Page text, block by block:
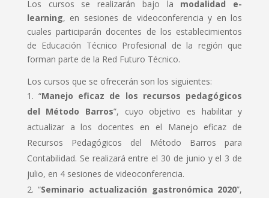
Los cursos se realizarán bajo la modalidad e-
learning, en sesiones de videoconferencia y en los
cuales participarán docentes de los establecimientos
de Educación Técnico Profesional de la región que
forman parte de la Red Futuro Técnico.
Los cursos que se ofrecerán son los siguientes:
“Manejo eficaz de los recursos pedagógicos
del Método Barros”, cuyo objetivo es habilitar y
actualizar a los docentes en el Manejo eficaz de
Recursos Pedagógicos del Método Barros para
Contabilidad. Se realizará entre el 30 de junio y el 3 de
julio, en 4 sesiones de videoconferencia.
“Seminario actualización gastronómica 2020”,